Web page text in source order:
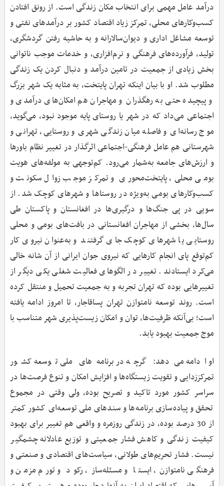
درآمد عامل مهمی برای انتخاب مکان زندگی است. از رونق افتادن
کسب‌وکارهای محلی، تمرکز زیاد اقتصاد کشور بر درآمدهای نفتی و
توسعه مشاغل اداری و دیوان‌سالارانه و به حاشیه رفتن گردشگری،
تولید، فرآورده‌های فرهنگی و نرم‌افزاری، و خدمات موجب ناتوانی
بخش زیادی از جمعیت در تامین درآمد و دنبال کردن یک زندگی
مطلوب شد. او با بیان اینکه تهران پایتخت، به مثابه یک شهر بزرگ
و پیچیده حتی به رهگذران و مهاجران هم امکان‌های درآمدی و
اجتماعی می‌داد که در شهر یا روستای پایه موجود نبود، می‌گوید،
موج رسانه‌ای و فاصله میان زندگی شهری و روستایی، تهرانی و
شهرستانی هم عامل فرهنگی-اجتماعی اثرگذار در تغییر نظام باورها
و ارزش‌های جامعه به‌شمار می‌رود. کم‌توجهی به مولفه‌های هویت
بومی محلی، پایتخت‌محوری و تمرکز موجب زوال سکونت و
کسب‌وکارهای بومی به‌ویژه در روستاها و شهرهای کوچک شد. از
سویی در پی جنگ‌ها و درگیری‌ها در افغانستان و پاکستان طی
سال‌ها، بخشی از مهاجران افغانستانی در بافت‌های بومی و محلی
روستایی یا شهرهای کوچک جای گرفتند و به‌عنوان نیروی کار
کم‌توقع پای انجام کارهایی که نیروی جوان ایرانی از آن شانه خالی
می‌کرد ایستادند. تغییر در الگوهای فعالیت شغلی یکی دیگر از
تغییرهایی بوده که تهران تجربه و به جمعیت تحمیل و منتقل کرده
است. روند توسعه نامتوازن تهران پساقاجار، تا امروز ادامه یافته
است؛ بی‌آنکه ظرفیت‌ها، توان و امکان زیست‌پذیری شهر متناسب با
موج جمعیت بهبود یابد.
او ادامه می‌دهد: گرچه در برنامه‌های ملی توسعه کشور
تمرکززدایی و تقویت زیستگاه‌ها و افزایش امکان و تنوع فرصت‌ها در
سراسر کشور مورد تاکید و تصریح بوده، ولی وقتی در مجموع
تحقق و پیاده‌سازی برنامه‌ها و سندهای ملی توسعه‌ای کشور کمتر
از 30 درصد بوده، در زندگی روزمره و واقعی هم تغییر برای بهبود
کیفیت زندگی و کاهش فشار جمعیتی و توزیع عادلانه چشمگیر
نیست. فشار تحریم‌های طولانی، سیاست‌های اقتصادی و صنعتی و
فرهنگی نامتوازن، ایستا و مسئله‌ساز، رکود و تورم مزمن و